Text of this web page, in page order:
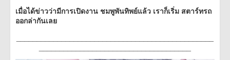
เมื่อได้ข่าวว่ามีการเปิดงาน ชมพูพันทิพย์แล้ว เราก็เริ่ม สตาร์ทรถ
ออกล่ากันเลย